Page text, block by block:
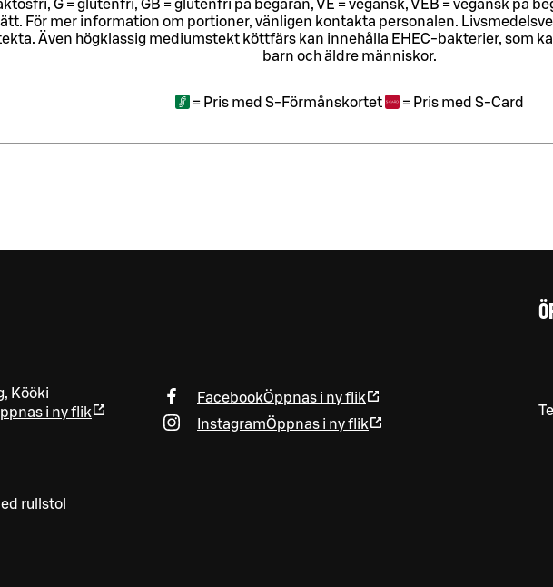
G = glutenfri, GB = glutenfri på begäran, VE = vegansk, VEB = vegansk på
För mer information om portioner, vänligen kontakta personalen.
Även högklassig mediumstekt köttfärs kan innehålla EHEC-bakterier, som
barn och äldre människor.
= Pris med S-Förmånskortet = Pris med S-Card
Kööki
i ny flik
rullstol
FacebookÖppnas i ny flik
InstagramÖppnas i ny flik